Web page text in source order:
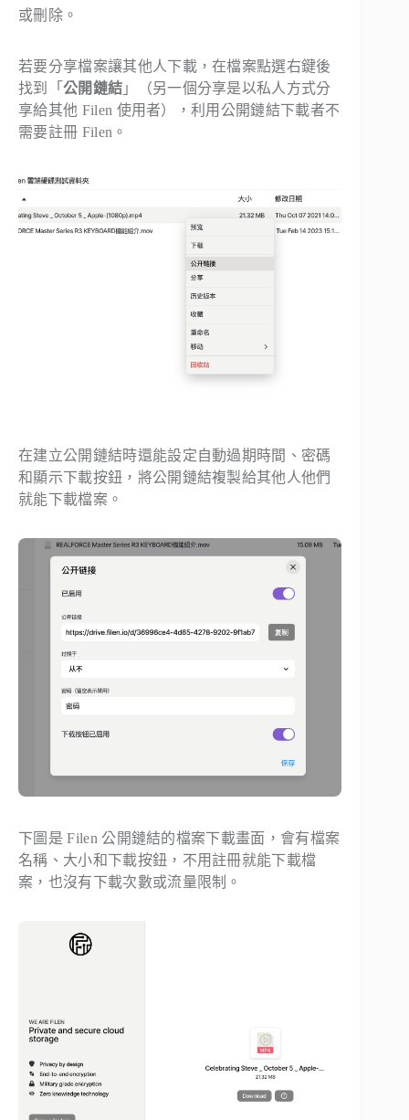
或刪除。
若要分享檔案讓其他人下載，在檔案點選右鍵後
找到「 公開鏈結 」（另一個分享是以私人方式分
享給其他 Filen 使用者），利用公開鏈結下載者不
需要註冊 Filen。
在建立公開鏈結時還能設定自動過期時間、密碼
和顯示下載按鈕，將公開鏈結複製給其他人他們
就能下載檔案。
下圖是 Filen 公開鏈結的檔案下載畫面，會有檔案
名稱、大小和下載按鈕，不用註冊就能下載檔
案，也沒有下載次數或流量限制。